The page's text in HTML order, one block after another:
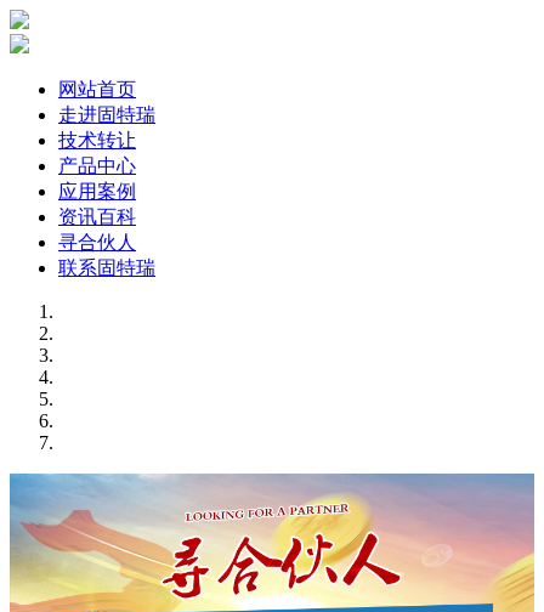
网站首页
走进固特瑞
技术转让
产品中心
应用案例
资讯百科
寻合伙人
联系固特瑞